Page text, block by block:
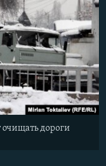
очищать дороги